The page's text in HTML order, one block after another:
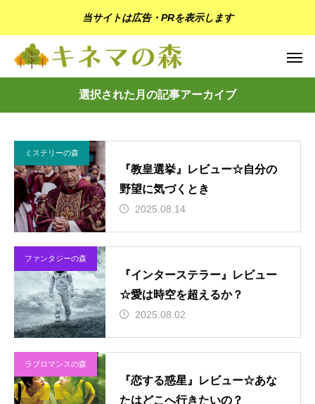
当サイトは広告・PRを表示します
選択された月の記事アーカイブ
ミステリーの森
『教皇選挙』レビュー☆自分の
野望に気づくとき
2025.08.14
ファンタジーの森
『インターステラー』レビュー
☆愛は時空を超えるか？
2025.08.02
ラブロマンスの森
『恋する惑星』レビュー☆あな
たはどこへ行きたいの？